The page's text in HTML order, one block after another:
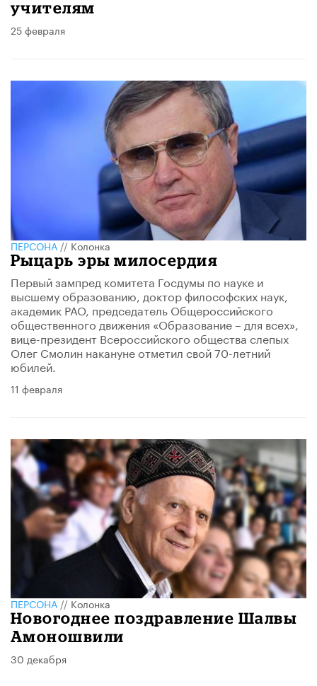
учителям
25 февраля
ПЕРСОНА//Колонка
Рыцарь эры милосердия
Первый зампред комитета Госдумы по науке и
высшему образованию, доктор философских наук,
академик РАО, председатель Общероссийского
общественного движения «Образование – для всех»,
вице-президент Всероссийского общества слепых
Олег Смолин накануне отметил свой 70-летний
юбилей.
11 февраля
ПЕРСОНА//Колонка
Новогоднее поздравление Шалвы
Амоношвили
30 декабря